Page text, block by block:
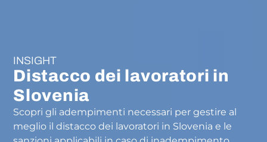
INSIGHT
Distacco dei lavoratori in
Slovenia
Scopri gli adempimenti necessari per gestire al
meglio il distacco dei lavoratori in Slovenia e le